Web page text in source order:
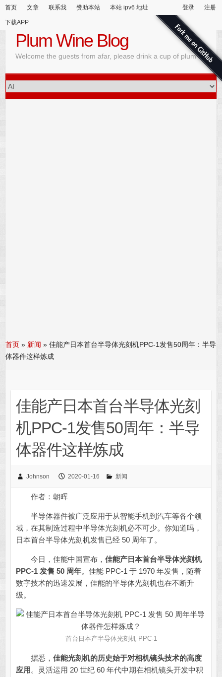
首页 文章 联系我 赞助本站 本站 ipv6 地址
下载APP
登录 注册
Plum Wine Blog
Welcome the guests from afar, please drink a cup of plum wine
首页 » 新闻 »佳能产日本首台半导体光刻机PPC-1发售50周年：半导
体器件这样炼成
佳能产日本首台半导体光刻
机PPC-1发售50周年：半导
体器件这样炼成
Johnson 2020-01-16 新闻
作者：朝晖
半导体器件被广泛应用于从智能手机到汽车等各个领
域，在其制造过程中半导体光刻机必不可少。你知道吗，
日本首台半导体光刻机发售已经 50 周年了。
今日，佳能中国宣布， 佳能产日本首台半导体光刻机
PPC-1 发售 50 周年。佳能 PPC-1 于 1970 年发售，随着
数字技术的迅速发展，佳能的半导体光刻机也在不断升
级。
首台日本产半导体光刻机 PPC-1
据悉， 佳能光刻机的历史始于对相机镜头技术的高度
应用 。灵活运用 20 世纪 60 年代中期在相机镜头开发中积